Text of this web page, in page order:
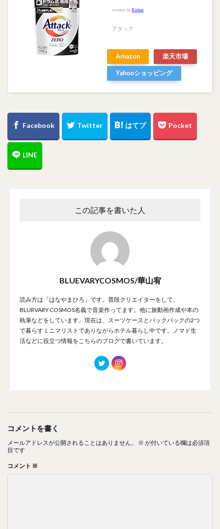
created by Rinker
アタック
Amazon 楽天市場
Yahooショッピング
この記事を書いた人
BLUEVARYCOSMOS/華山宥
読み方は「はなやまひろ」です。普段クリエイターをして、
BLURVARY COSMOS名義で音楽作ってます。他に旅動画作成や本の
執筆などをしています。現在は、スーツケースとバックパックの2つ
で暮らすミニマリストでありながらホテル暮らし中です。ノマド生
活などに役立つ情報をこちらのブログで書いています。
コメントを書く
メールアドレスが公開されることはありません。 ※ が付いている欄は必須項
目です
コメント ※